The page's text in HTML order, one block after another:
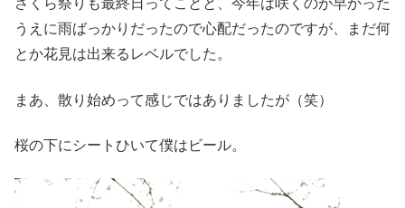
さくら祭りも最終日ってことと、今年は咲くのが早かった
うえに雨ばっかりだったので心配だったのですが、まだ何
とか花見は出来るレベルでした。
まあ、散り始めって感じではありましたが（笑）
桜の下にシートひいて僕はビール。